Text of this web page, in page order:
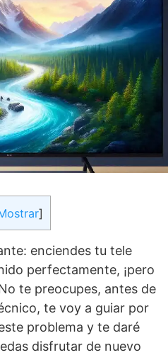
]
enciendes tu tele
perfectamente, ¡pero
te preocupes, antes de
te voy a guiar por
problema y te daré
disfrutar de nuevo